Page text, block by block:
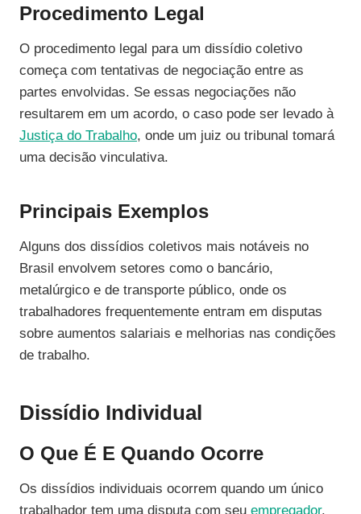
Procedimento Legal
O procedimento legal para um dissídio coletivo
começa com tentativas de negociação entre as
partes envolvidas. Se essas negociações não
resultarem em um acordo, o caso pode ser levado à
Justiça do Trabalho, onde um juiz ou tribunal tomará
uma decisão vinculativa.
Principais Exemplos
Alguns dos dissídios coletivos mais notáveis no
Brasil envolvem setores como o bancário,
metalúrgico e de transporte público, onde os
trabalhadores frequentemente entram em disputas
sobre aumentos salariais e melhorias nas condições
de trabalho.
Dissídio Individual
O Que É E Quando Ocorre
Os dissídios individuais ocorrem quando um único
trabalhador tem uma disputa com seu empregador.